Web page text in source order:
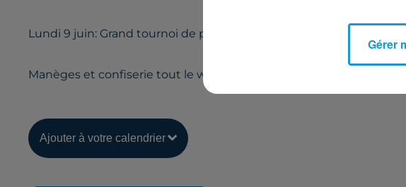
Lundi 9 juin: Grand tournoi de pétanque place du 19 mars.
Manèges et confiserie tout le week-end place de l'église
Ajouter à votre calendrier
Gérer